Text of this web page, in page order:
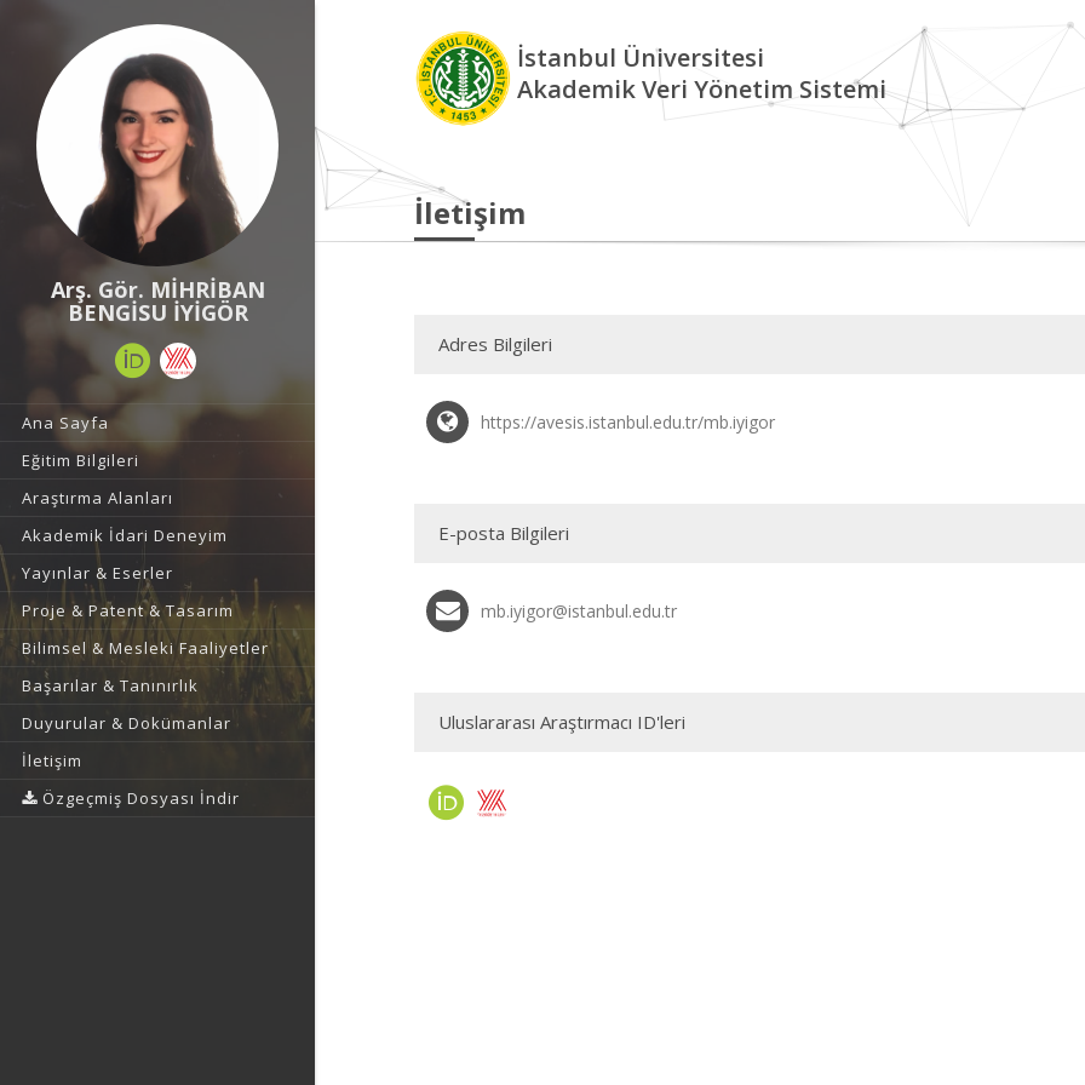
Arş. Gör. MİHRİBAN
BENGİSU İYİGÖR
Ana Sayfa
Eğitim Bilgileri
Araştırma Alanları
Akademik İdari Deneyim
Yayınlar & Eserler
Proje & Patent & Tasarım
Bilimsel & Mesleki Faaliyetler
Başarılar & Tanınırlık
Duyurular & Dokümanlar
İletişim
Özgeçmiş Dosyası İndir
İstanbul Üniversitesi
Akademik Veri Yönetim Sistemi
İletişim
Adres Bilgileri
https://avesis.istanbul.edu.tr/mb.iyigor
E-posta Bilgileri
mb.iyigor@istanbul.edu.tr
Uluslararası Araştırmacı ID'leri